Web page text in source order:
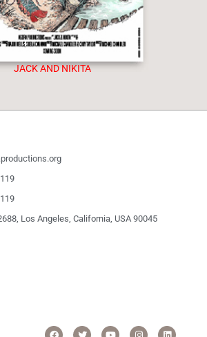
JACK AND NIKITA
Los Angeles, California, USA 90045